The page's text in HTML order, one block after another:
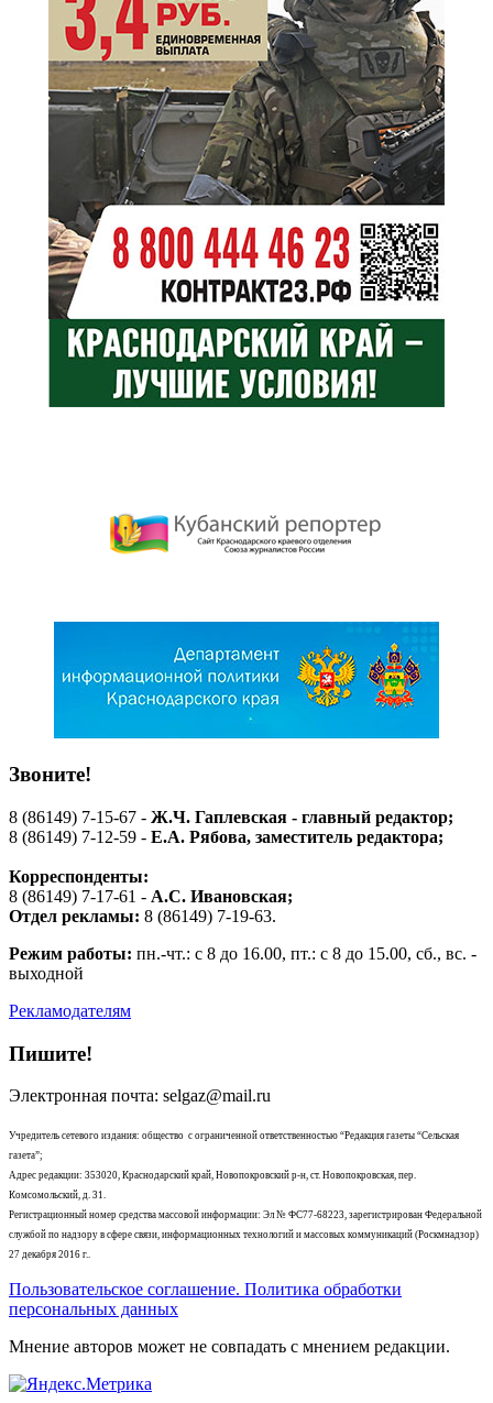
Звоните!
8 (86149) 7-15-67 - Ж.Ч. Гаплевская - главный редактор;
8 (86149) 7-12-59 - Е.А. Рябова, заместитель редактора;
Корреспонденты:
8 (86149) 7-17-61 - А.С. Ивановская;
Отдел рекламы: 8 (86149) 7-19-63.
Режим работы: пн.-чт.: с 8 до 16.00, пт.: с 8 до 15.00, сб., вс. -
выходной
Рекламодателям
Пишите!
Электронная почта: selgaz@mail.ru
Учредитель сетевого издания: общество с ограниченной ответственностью “Редакция газеты “Сельская
газета”;
Адрес редакции: 353020, Краснодарский край, Новопокровский р-н, ст. Новопокровская, пер.
Комсомольский, д. 31.
Регистрационный номер средства массовой информации: Эл № ФС77-68223, зарегистрирован Федеральной
службой по надзору в сфере связи, информационных технологий и массовых коммуникаций (Роскмнадзор)
27 декабря 2016 г..
Пользовательское соглашение. Политика обработки
персональных данных
Мнение авторов может не совпадать с мнением редакции.